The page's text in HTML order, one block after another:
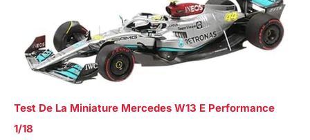
Test De La Miniature Mercedes W13 E Performance
1/18